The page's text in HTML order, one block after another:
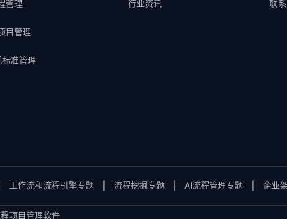
管理
目管理
标准管理
行业资讯 联
工作流和流程引擎专题 流程挖掘专题 AI流程管理专题 企业
项目管理软件